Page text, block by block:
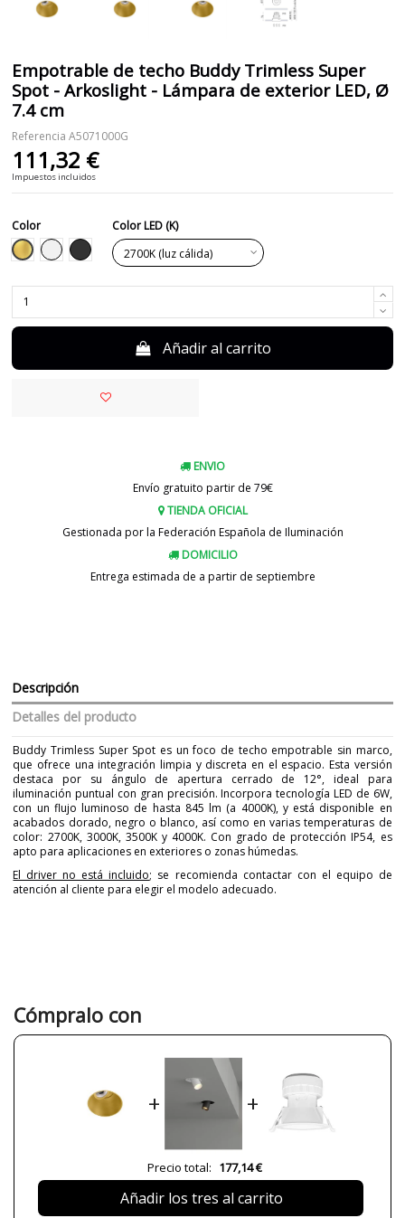
Empotrable de techo Buddy Trimless Super
Spot - Arkoslight - Lámpara de exterior LED, Ø
7.4 cm
Referencia A5071000G
111,32 €
Impuestos incluidos
Color
DoradoBlanco Negro
Color LED (K)
Añadir al carrito
ENVIO
Envío gratuito partir de 79€
TIENDA OFICIAL
Gestionada por la Federación Española de Iluminación
DOMICILIO
Entrega estimada de a partir de septiembre
Descripción
Detalles del producto
Buddy Trimless Super Spot es un foco de techo empotrable sin marco,
que ofrece una integración limpia y discreta en el espacio. Esta versión
destaca por su ángulo de apertura cerrado de 12°, ideal para
iluminación puntual con gran precisión. Incorpora tecnología LED de 6W,
con un flujo luminoso de hasta 845 lm (a 4000K), y está disponible en
acabados dorado, negro o blanco, así como en varias temperaturas de
color: 2700K, 3000K, 3500K y 4000K. Con grado de protección IP54, es
apto para aplicaciones en exteriores o zonas húmedas.
El driver no está incluido; se recomienda contactar con el equipo de
atención al cliente para elegir el modelo adecuado.
Color
Negro
7.6 cm
7.4 cm
Peso Neto (KG)
0.17 kg
220V/240V
LED
Cómpralo con
+ +
Precio total: 177,14 €
Añadir los tres al carrito